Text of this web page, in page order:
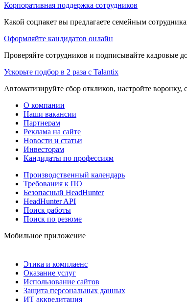
Корпоративная поддержка сотрудников
Какой соцпакет вы предлагаете семейным
Оформляйте кандидатов онлайн
Проверяйте сотрудников и подписывайте кадровые
Ускорьте подбор в 2 раза с Talantix
Автоматизируйте сбор откликов, настройте воронку,
О компании
Наши вакансии
Партнерам
Реклама на сайте
Новости и статьи
Инвесторам
Кандидаты по профессиям
Производственный календарь
Требования к ПО
Безопасный HeadHunter
HeadHunter API
Поиск работы
Поиск по резюме
Мобильное приложение
Этика и комплаенс
Оказание услуг
Использование сайтов
Защита персональных данных
ИТ аккредитация